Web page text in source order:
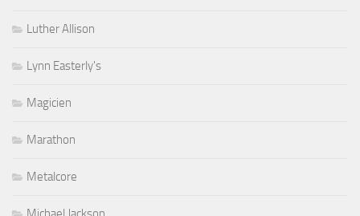
Luther Allison
Lynn Easterly's
Magicien
Marathon
Metalcore